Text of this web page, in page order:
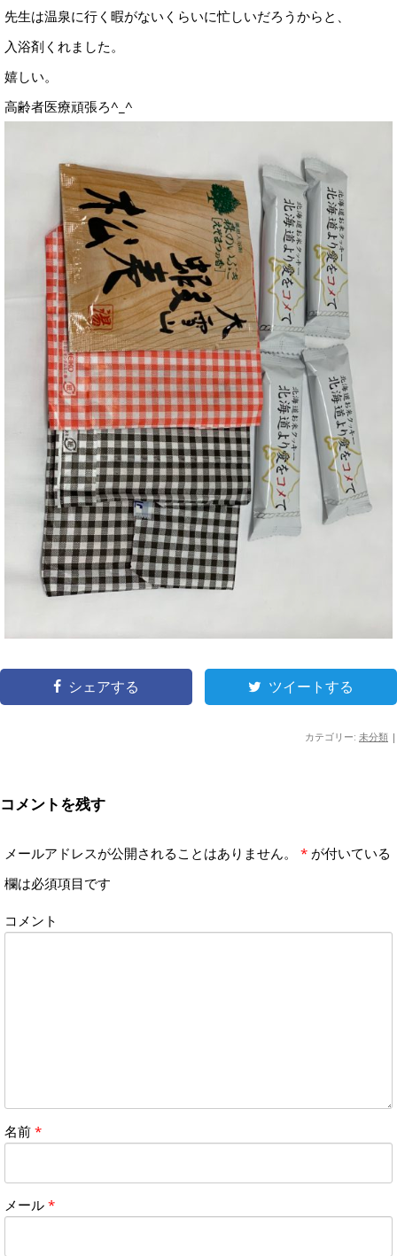
先生は温泉に行く暇がないくらいに忙しいだろうからと、
入浴剤くれました。
嬉しい。
高齢者医療頑張ろ^_^
シェアする ツイートする
カテゴリー: 未分類 |
コメントを残す
メールアドレスが公開されることはありません。 * が付いている
欄は必須項目です
コメント
名前 *
メール *